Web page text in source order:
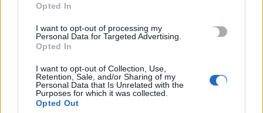
Opted In
I want to opt-out of processing my
Personal Data for Targeted Advertising.
Opted In
I want to opt-out of Collection, Use,
Retention, Sale, and/or Sharing of my
Personal Data that Is Unrelated with the
Purposes for which it was collected.
Opted Out
Ισπανία: Απολιθώματα αποκαλύπτουν ότι οι πρώτοι
Ευρωπαίοι ίσως ασκούσαν κανιβαλισμό
Σοκαριστικές αποκαλύψεις του FBI μετά το Μουντιάλ: «Θα
ανατινάξω τον Μέσι με τέσσερις βόμβες»